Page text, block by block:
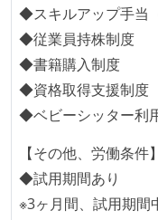
フレックスタイム
メンバーの多様性
外国籍の開発メン
待遇・福利厚生
ストックオプショ
職業安定法に対
◆スキルアップ手当
◆従業員持株制度
◆書籍購入制度
◆資格取得支援制度
◆ベビーシッター利
【その他、労働条件】
◆試用期間あり
※3ヶ月間、試用期間